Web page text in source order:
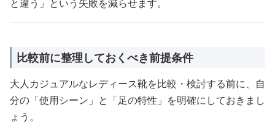
と違う」という失敗を減らせます。
比較前に整理しておくべき前提条件
大人カジュアルなレディース靴を比較・検討する前に、自
分の「使用シーン」と「足の特性」を明確にしておきまし
ょう。